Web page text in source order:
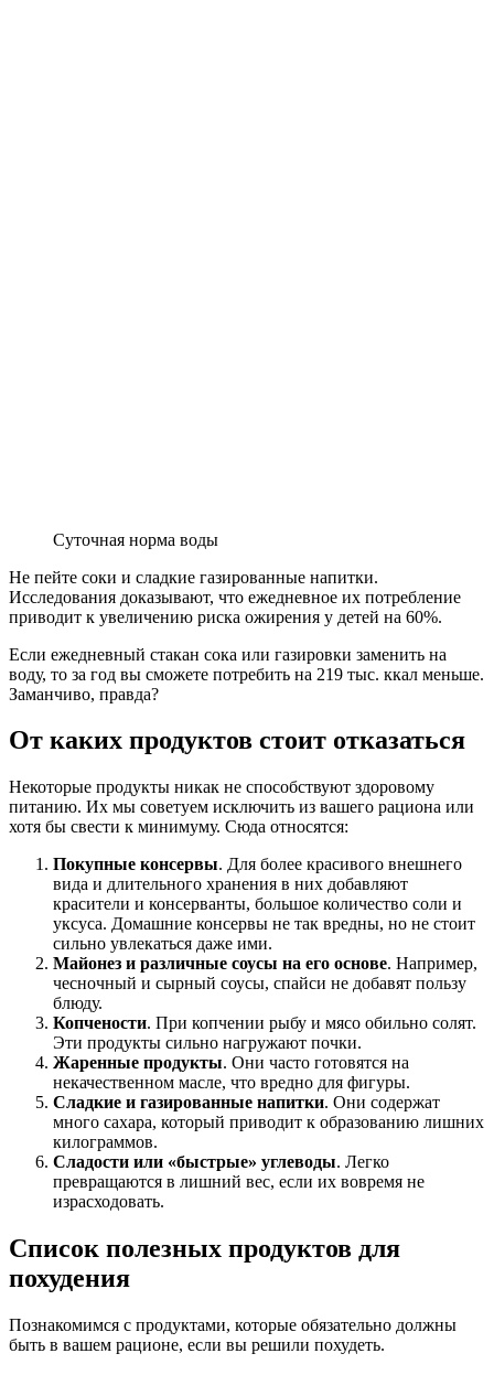
Суточная норма воды
Не пейте соки и сладкие газированные напитки.
Исследования доказывают, что ежедневное их потребление
приводит к увеличению риска ожирения у детей на 60%.
Если ежедневный стакан сока или газировки заменить на
воду, то за год вы сможете потребить на 219 тыс. ккал меньше.
Заманчиво, правда?
От каких продуктов стоит отказаться
Некоторые продукты никак не способствуют здоровому
питанию. Их мы советуем исключить из вашего рациона или
хотя бы свести к минимуму. Сюда относятся:
Покупные консервы. Для более красивого внешнего
вида и длительного хранения в них добавляют
красители и консерванты, большое количество соли и
уксуса. Домашние консервы не так вредны, но не стоит
сильно увлекаться даже ими.
Майонез и различные соусы на его основе. Например,
чесночный и сырный соусы, спайси не добавят пользу
блюду.
Копчености. При копчении рыбу и мясо обильно солят.
Эти продукты сильно нагружают почки.
Жаренные продукты. Они часто готовятся на
некачественном масле, что вредно для фигуры.
Сладкие и газированные напитки. Они содержат
много сахара, который приводит к образованию лишних
килограммов.
Сладости или «быстрые» углеводы. Легко
превращаются в лишний вес, если их вовремя не
израсходовать.
Список полезных продуктов для
похудения
Познакомимся с продуктами, которые обязательно должны
быть в вашем рационе, если вы решили похудеть.